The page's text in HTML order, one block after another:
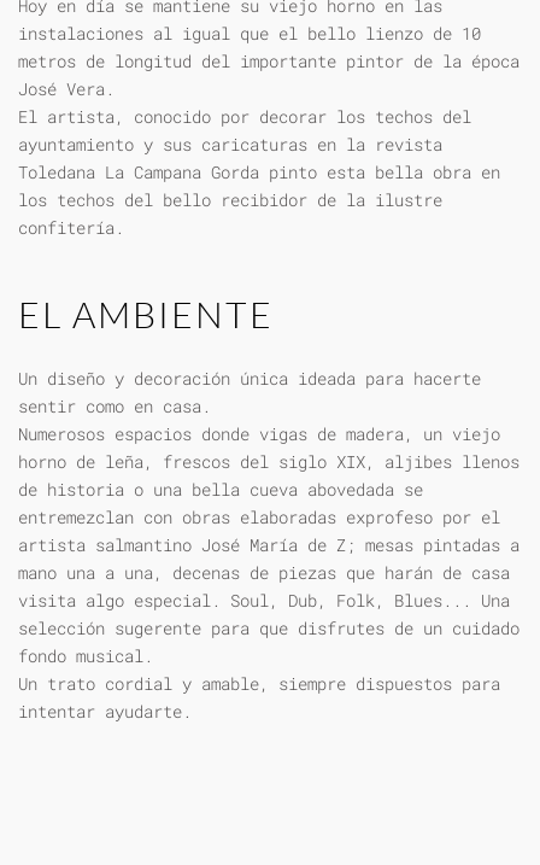
Hoy en día se mantiene su viejo horno en las
instalaciones al igual que el bello lienzo de 10
metros de longitud del importante pintor de la época
José Vera.
El artista, conocido por decorar los techos del
ayuntamiento y sus caricaturas en la revista
Toledana La Campana Gorda pinto esta bella obra en
los techos del bello recibidor de la ilustre
confitería.
EL AMBIENTE
Un diseño y decoración única ideada para hacerte
sentir como en casa.
Numerosos espacios donde vigas de madera, un viejo
horno de leña, frescos del siglo XIX, aljibes llenos
de historia o una bella cueva abovedada se
entremezclan con obras elaboradas exprofeso por el
artista salmantino José María de Z; mesas pintadas a
mano una a una, decenas de piezas que harán de casa
visita algo especial. Soul, Dub, Folk, Blues... Una
selección sugerente para que disfrutes de un cuidado
fondo musical.
Un trato cordial y amable, siempre dispuestos para
intentar ayudarte.